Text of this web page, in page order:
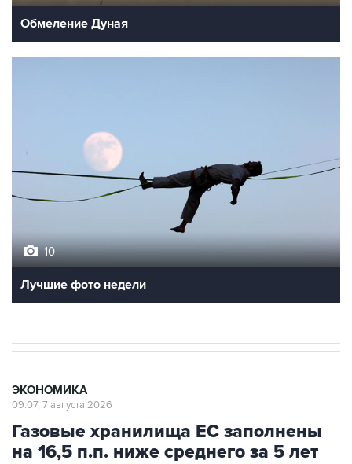
Лучшие фото недели
Газовые хранилища ЕС заполнены
на 16,5 п.п. ниже среднего за 5 лет
Москва. 7 августа. INTERFAX.RU - Запасы газа в